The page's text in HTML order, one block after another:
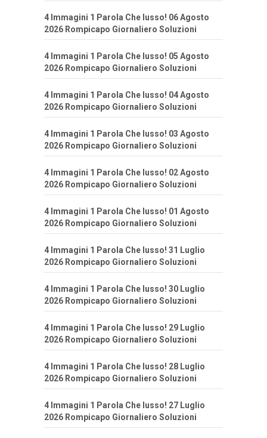
4 Immagini 1 Parola Che lusso! 06 Agosto
2026 Rompicapo Giornaliero Soluzioni
4 Immagini 1 Parola Che lusso! 05 Agosto
2026 Rompicapo Giornaliero Soluzioni
4 Immagini 1 Parola Che lusso! 04 Agosto
2026 Rompicapo Giornaliero Soluzioni
4 Immagini 1 Parola Che lusso! 03 Agosto
2026 Rompicapo Giornaliero Soluzioni
4 Immagini 1 Parola Che lusso! 02 Agosto
2026 Rompicapo Giornaliero Soluzioni
4 Immagini 1 Parola Che lusso! 01 Agosto
2026 Rompicapo Giornaliero Soluzioni
4 Immagini 1 Parola Che lusso! 31 Luglio
2026 Rompicapo Giornaliero Soluzioni
4 Immagini 1 Parola Che lusso! 30 Luglio
2026 Rompicapo Giornaliero Soluzioni
4 Immagini 1 Parola Che lusso! 29 Luglio
2026 Rompicapo Giornaliero Soluzioni
4 Immagini 1 Parola Che lusso! 28 Luglio
2026 Rompicapo Giornaliero Soluzioni
4 Immagini 1 Parola Che lusso! 27 Luglio
2026 Rompicapo Giornaliero Soluzioni